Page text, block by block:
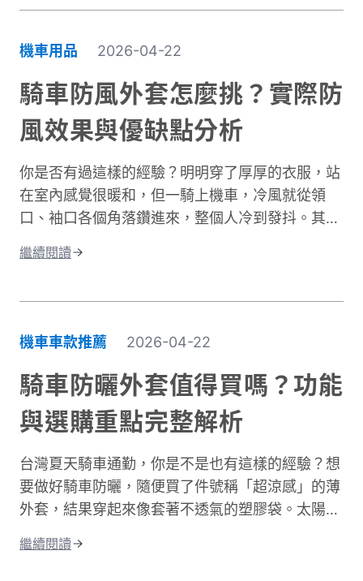
下來容易造成曬傷、曬黑，甚至加速肌膚老化。別
擔心，做好紫外線防護並不複雜！本文將帶你了解
台灣氣候下的曝曬風險，並分享從頭部到腳部的完
整防曬裝備選擇。只要掌握正確方法，你也能在享
受騎車樂趣的同時，有效保護肌膚，遠離曬傷困
機車用品 2026-04-22
騎車防風外套怎麼挑？實際防
風效果與優缺點分析
你是否有過這樣的經驗？明明穿了厚厚的衣服，站
在室內感覺很暖和，但一騎上機車，冷風就從領
口、袖口各個角落鑽進來，整個人冷到發抖。其實
護。台灣氣候的冬季雖然氣溫很少跌破0度，但
擊。當你在冬季騎車時，迎面而來的強風會快速破
壞人體周圍的隔熱空氣層。即使環境溫度有
10°C，在時速 50 公里的風壓下，體感溫度約降至
5 至 6°C 左右，溫降幅度接近一半。 更糟的是，
台灣冬季平均相對濕度經常高於75%。潮濕空氣傳
灌進衣服裡，身體必須消耗更多能量去加熱這些水
分子，騎車保暖變得格外困難。這就是為什麼一件
真正有效的防寒外套對機車族來說不只是選配，而
是冬季的必需品。接下來我們將深入分析如何挑選
繼續閱讀
機車車款推薦 2026-04-22
騎車防曬外套值得買嗎？功能
與選購重點完整解析
台灣夏天騎車通勤，你是不是也有這樣的經驗？想
要做好騎車防曬，隨便買了件號稱「超涼感」的薄
外套，結果穿起來像套著不透氣的塑膠袋。太陽確
境，許多騎士都遇過。一件真正好的騎車防曬外套
繼續閱讀